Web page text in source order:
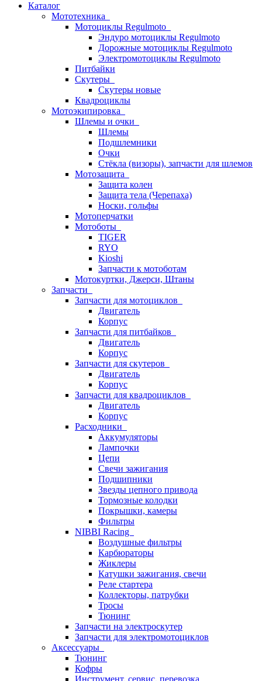
Каталог
Мототехника
Мотоциклы Regulmoto
Эндуро мотоциклы Regulmoto
Дорожные мотоциклы Regulmoto
Электромотоциклы Regulmoto
Питбайки
Скутеры
Скутеры новые
Квадроциклы
Мотоэкипировка
Шлемы и очки
Шлемы
Подшлемники
Очки
Стёкла (визоры), запчасти для шлемов
Мотозащита
Защита колен
Защита тела (Черепаха)
Носки, гольфы
Мотоперчатки
Мотоботы
TIGER
RYO
Kioshi
Запчасти к мотоботам
Мотокуртки, Джерси, Штаны
Запчасти
Запчасти для мотоциклов
Двигатель
Корпус
Запчасти для питбайков
Двигатель
Корпус
Запчасти для скутеров
Двигатель
Корпус
Запчасти для квадроциклов
Двигатель
Корпус
Расходники
Аккумуляторы
Лампочки
Цепи
Свечи зажигания
Подшипники
Звезды цепного привода
Тормозные колодки
Покрышки, камеры
Фильтры
NIBBI Racing
Воздушные фильтры
Карбюраторы
Жиклеры
Катушки зажигания, свечи
Реле стартера
Коллекторы, патрубки
Тросы
Тюнинг
Запчасти на электроскутер
Запчасти для электромотоциклов
Аксессуары
Тюнинг
Кофры
Инструмент, сервис, перевозка